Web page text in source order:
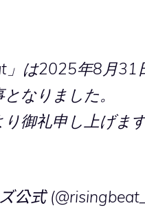
」は2025年8月31
なりました。
御礼申し上げます
公式